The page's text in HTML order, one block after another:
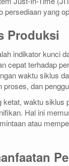
persediaan yang
Produksi
indikator kunci
cepat terhadap
waktu siklus
dan
waktu
Hal ini
atau